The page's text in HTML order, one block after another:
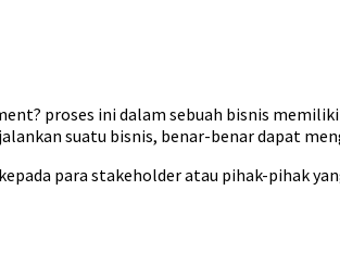
proses ini dalam sebuah bisnis
suatu bisnis, benar-benar dapat
para stakeholder atau pihak-pihak